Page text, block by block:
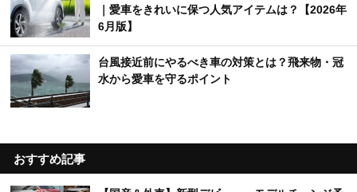
｜愛車をきれいに保つ人気アイテムは？【2026年
6月版】
台風接近前にやるべき車の対策とは？飛来物・冠
水から愛車を守るポイント
おすすめ記事